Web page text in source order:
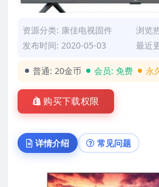
资源分类: 康佳电视固件
浏览
发布时间: 2020-05-03
最近
普通: 20金币 会员: 免费 永
购买下载权限
详情介绍 常见问题